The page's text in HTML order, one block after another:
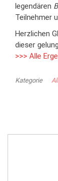
legendären
Teilnehmer
Herzlichen
dieser
>>> Alle
Kategorie